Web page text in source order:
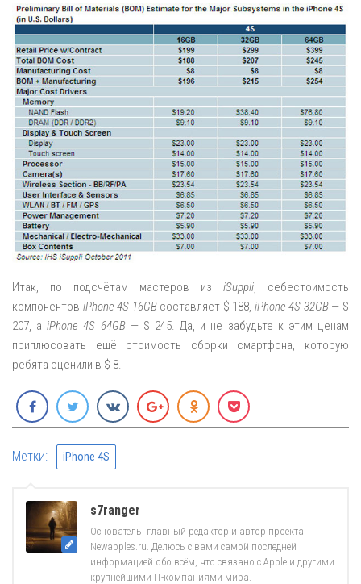
Итак, по подсчётам мастеров из iSuppli, себестоимость
компонентов iPhone 4S 16GBсоставляет $ 188, iPhone 4S 32GB— $
207, аiPhone 4S 64GB— $ 245. Да, и не забудьте к этим ценам
приплюсовать ещё стоимость сборки смартфона, которую
ребята оценили в $ 8.
Метки: iPhone 4S
s7ranger
Основатель, главный редактор и автор проекта
Newapples.ru. Делюсь с вами самой последней
информацией обо всём, что связано с Apple и другими
крупнейшими IT-компаниями мира.